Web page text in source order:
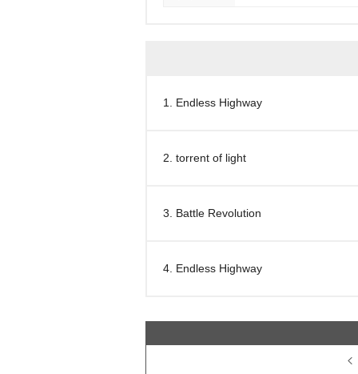
1. Endless Highway
2. torrent of light
3. Battle Revolution
4. Endless Highway